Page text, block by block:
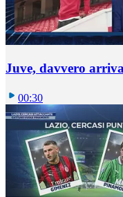
Juve, davvero
00:30